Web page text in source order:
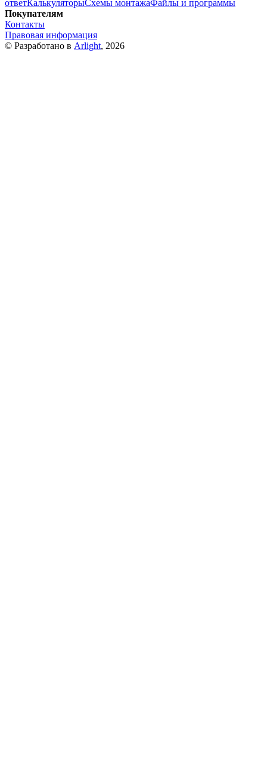
ответКалькуляторыСхемы монтажаФайлы и программы
Покупателям
Контакты
Правовая информация
© Разработано в Arlight, 2026